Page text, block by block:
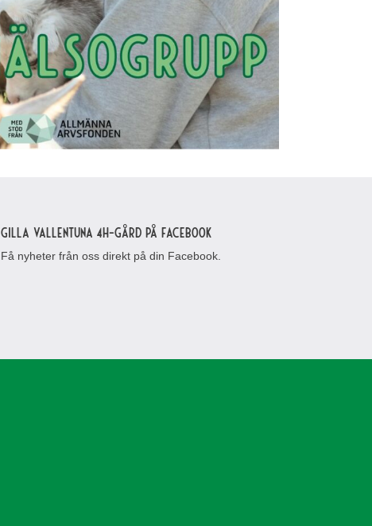
Gilla Vallentuna 4H-gård på Facebook
Få nyheter från oss direkt på din Facebook.